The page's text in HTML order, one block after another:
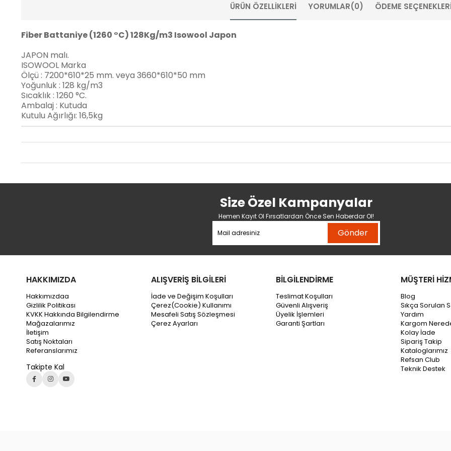
ÜRÜN ÖZELLIKLERI YORUMLAR(0) ÖDEME
Fiber Battaniye (1260 °C) 128Kg/m3 Isowool Japon
JAPON malı.
ISOWOOL Marka
Ölçü : 7200*610*25 mm. veya 3660*610*50 mm
Yoğunluk : 128 kg/m3
Sıcaklık : 1260 °C.
Ambalaj : Kutuda
Kutulu Ağırlığı: 16,5kg
Size Özel Kampanyalar
Hemen Kayıt Ol Fırsatlardan Önce Sen Haberdar Ol!
Gönder
HAKKIMIZDA
Hakkımızdaa
Gizlilik Politikası
KVKK Hakkında Bilgilendirme
Mağazalarımız
İletişim
Satış Noktaları
Referanslarımız
Takipte Kal
ALIŞVERİŞ BİLGİLERİ
İade ve Değişim Koşulları
Çerez(Cookie) Kullanımı
Mesafeli Satış Sözleşmesi
Çerez Ayarları
BİLGİLENDİRME
Teslimat Koşulları
Güvenli Alışveriş
Üyelik İşlemleri
Garanti Şartları
MÜŞTERİ
Blog
Sıkça Sorulan
Yardım
Kargom
Kolay İade
Sipariş Takip
Kataloglarımız
Refsan Club
Teknik Destek